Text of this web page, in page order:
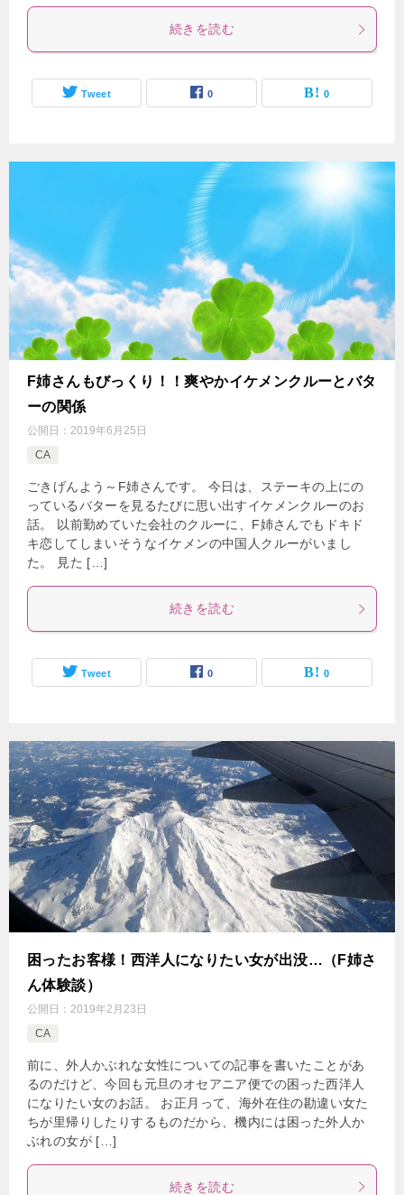
続きを読む
Tweet 0 0
F姉さんもびっくり！！爽やかイケメンクルーとバタ
ーの関係
公開日： 2019年6月25日
CA
ごきげんよう～F姉さんです。 今日は、ステーキの上にの
っているバターを見るたびに思い出すイケメンクルーのお
話。 以前勤めていた会社のクルーに、F姉さんでもドキド
キ恋してしまいそうなイケメンの中国人クルーがいまし
た。 見た […]
続きを読む
Tweet 0 0
困ったお客様！西洋人になりたい女が出没…（F姉さ
ん体験談）
公開日： 2019年2月23日
CA
前に、外人かぶれな女性についての記事を書いたことがあ
るのだけど、今回も元旦のオセアニア便での困った西洋人
になりたい女のお話。 お正月って、海外在住の勘違い女た
ちが里帰りしたりするものだから、機内には困った外人か
ぶれの女が […]
続きを読む